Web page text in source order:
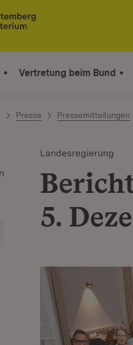
Vertretung beim Bund
Presse Pressemitteilungen
Landesregierung
5.